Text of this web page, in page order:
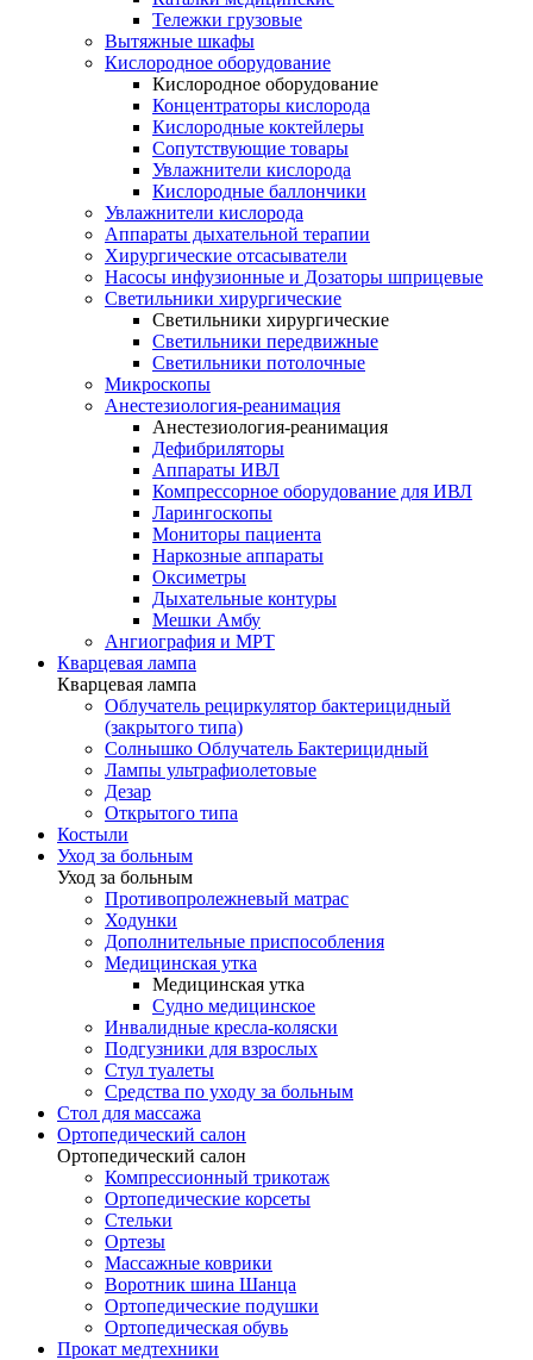
Тележки грузовые
Вытяжные шкафы
Кислородное оборудование
Кислородное оборудование
Концентраторы кислорода
Кислородные коктейлеры
Сопутствующие товары
Увлажнители кислорода
Кислородные баллончики
Увлажнители кислорода
Аппараты дыхательной терапии
Хирургические отсасыватели
Насосы инфузионные и Дозаторы шприцевые
Светильники хирургические
Светильники хирургические
Светильники передвижные
Светильники потолочные
Микроскопы
Анестезиология-реанимация
Анестезиология-реанимация
Дефибриляторы
Аппараты ИВЛ
Компрессорное оборудование для ИВЛ
Ларингоскопы
Мониторы пациента
Наркозные аппараты
Оксиметры
Дыхательные контуры
Мешки Амбу
Ангиография и МРТ
Кварцевая лампа
Кварцевая лампа
Облучатель рециркулятор бактерицидный
(закрытого типа)
Солнышко Облучатель Бактерицидный
Лампы ультрафиолетовые
Дезар
Открытого типа
Костыли
Уход за больным
Уход за больным
Противопролежневый матрас
Ходунки
Дополнительные приспособления
Медицинская утка
Медицинская утка
Судно медицинское
Инвалидные кресла-коляски
Подгузники для взрослых
Стул туалеты
Средства по уходу за больным
Cтол для массажа
Ортопедический салон
Ортопедический салон
Компрессионный трикотаж
Ортопедические корсеты
Стельки
Ортезы
Массажные коврики
Воротник шина Шанца
Ортопедические подушки
Ортопедическая обувь
Прокат медтехники